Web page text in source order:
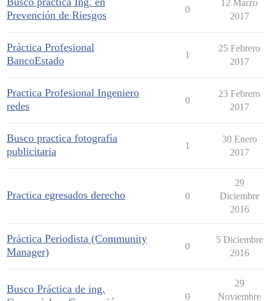
Prevención de Riesgos
0
12 Marzo
2017
Práctica Profesional
BancoEstado
1
25 Febrero
2017
Practica Profesional Ingeniero
redes
0
23 Febrero
2017
Busco practica fotografía
publicitaria
1
30 Enero
2017
Practica egresados derecho 0
29
Diciembre
2016
Práctica Periodista (Community
Manager)
0
5 Diciembre
2016
Busco Práctica de ing.
0
29
Noviembre